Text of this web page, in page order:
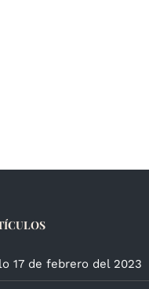
17 de febrero del 2023